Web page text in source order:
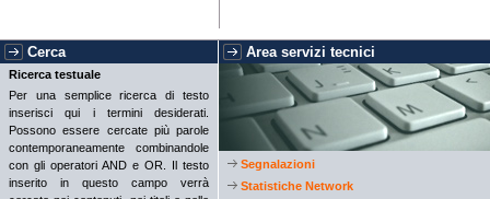
Cerca Area servizi tecnici
Ricerca testuale
Per una semplice ricerca di testo
inserisci qui i termini desiderati.
Possono essere cercate più parole
contemporaneamente combinandole
con gli operatori AND e OR. Il testo
inserito in questo campo verrà
Segnalazioni
Statistiche Network